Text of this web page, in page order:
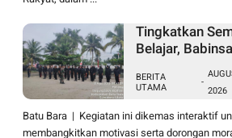
Tingkatkan
Belajar,
0208/Asahan
Pembekalan
Kebangsaan
Pelajar SMA &
BERITA
UTAMA
-
2026
Batu Bara | Kegiatan ini dikemas interaktif
membangkitkan motivasi serta dorongan